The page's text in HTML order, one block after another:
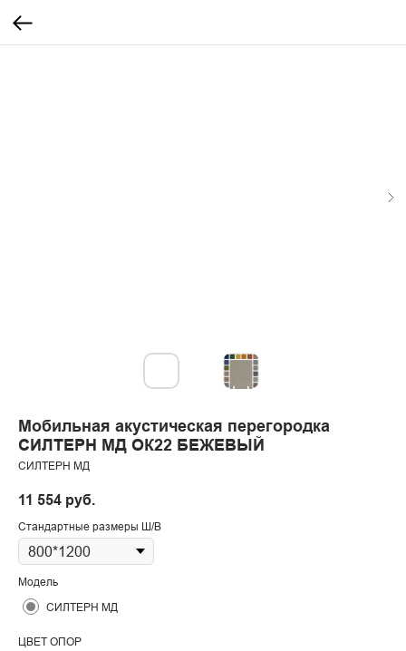
Мобильная акустическая перегородка
СИЛТЕРН МД ОК22 БЕЖЕВЫЙ
СИЛТЕРН МД
11 554 руб.
Стандартные размеры Ш/В
Модель
СИЛТЕРН МД
ЦВЕТ ОПОР